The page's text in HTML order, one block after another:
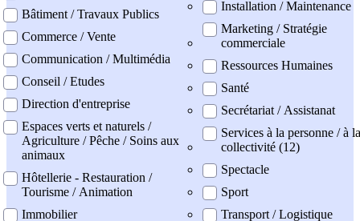
Bâtiment / Travaux Publics
Commerce / Vente
Communication / Multimédia
Conseil / Etudes
Direction d'entreprise
Espaces verts et naturels /
Agriculture / Pêche / Soins aux
animaux
Hôtellerie - Restauration /
Tourisme / Animation
Immobilier
Installation / Maintenance
Marketing / Stratégie
commerciale
Ressources Humaines
Santé
Secrétariat / Assistanat
Services à la personne / à la
collectivité (12)
Spectacle
Sport
Transport / Logistique